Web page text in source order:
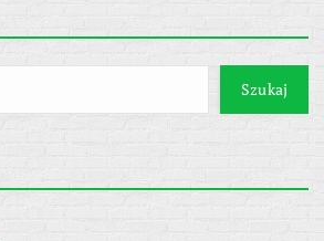
Szukaj